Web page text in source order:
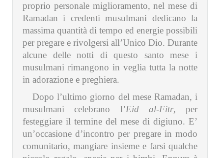
proprio personale miglioramento, nel mese di
Ramadan i credenti musulmani dedicano la
massima quantità di tempo ed energie possibili
per pregare e rivolgersi all’Unico Dio. Durante
alcune delle notti di questo santo mese i
musulmani rimangono in veglia tutta la notte
in adorazione e preghiera.
Dopo l’ultimo giorno del mese Ramadan, i
musulmani celebrano l’Eid al-Fitr, per
festeggiare il termine del mese di digiuno. E’
un’occasione d’incontro per pregare in modo
comunitario, mangiare insieme e farsi qualche